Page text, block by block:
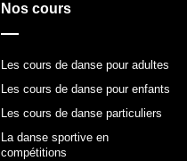
Nos cours
Les cours de danse pour adultes
Les cours de danse pour enfants
Les cours de danse particuliers
La danse sportive en
compétitions